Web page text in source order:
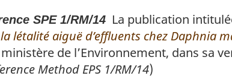
SPE 1/RM/14 La publication
létalité aiguë d’effluents chez Daphnia
de l’Environnement, dans sa
Method EPS 1/RM/14)